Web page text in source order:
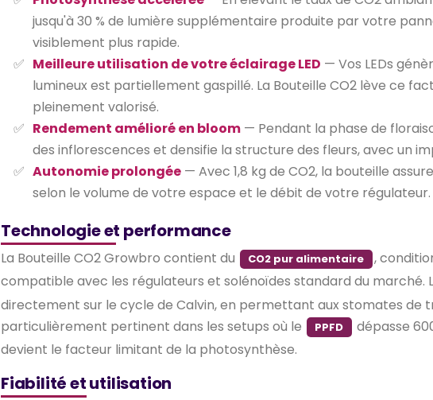
jusqu'à 30 % de lumière supplémentaire produite par votre
visiblement plus rapide.
Meilleure utilisation de votre éclairage LED — Vos LEDs
lumineux est partiellement gaspillé. La Bouteille CO2 lève ce
pleinement valorisé.
Rendement amélioré en bloom — Pendant la phase de
des inflorescences et densifie la structure des fleurs, avec un
Autonomie prolongée — Avec 1,8 kg de CO2, la bouteille
selon le volume de votre espace et le débit de votre régulateur.
Technologie et performance
La Bouteille CO2 Growbro contient du CO2 pur alimentaire
,
compatible avec les régulateurs et solénoïdes standard du marché.
directement sur le cycle de Calvin, en permettant aux stomates de
particulièrement pertinent dans les setups où le
PPFD
dépasse
devient le facteur limitant de la photosynthèse.
Fiabilité et utilisation